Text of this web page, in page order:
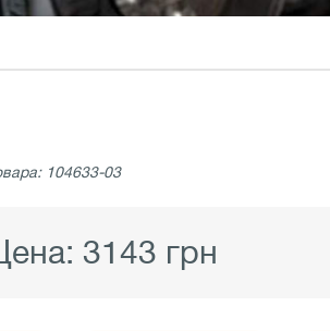
104633-03
3143 грн